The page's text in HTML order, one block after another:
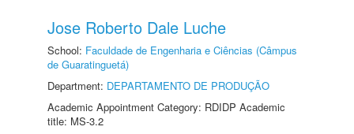
Jose Roberto Dale Luche
School: Faculdade de Engenharia e Ciências (Câmpus
de Guaratinguetá)
Department: DEPARTAMENTO DE PRODUÇÃO
Academic Appointment Category: RDIDP Academic
title: MS-3.2